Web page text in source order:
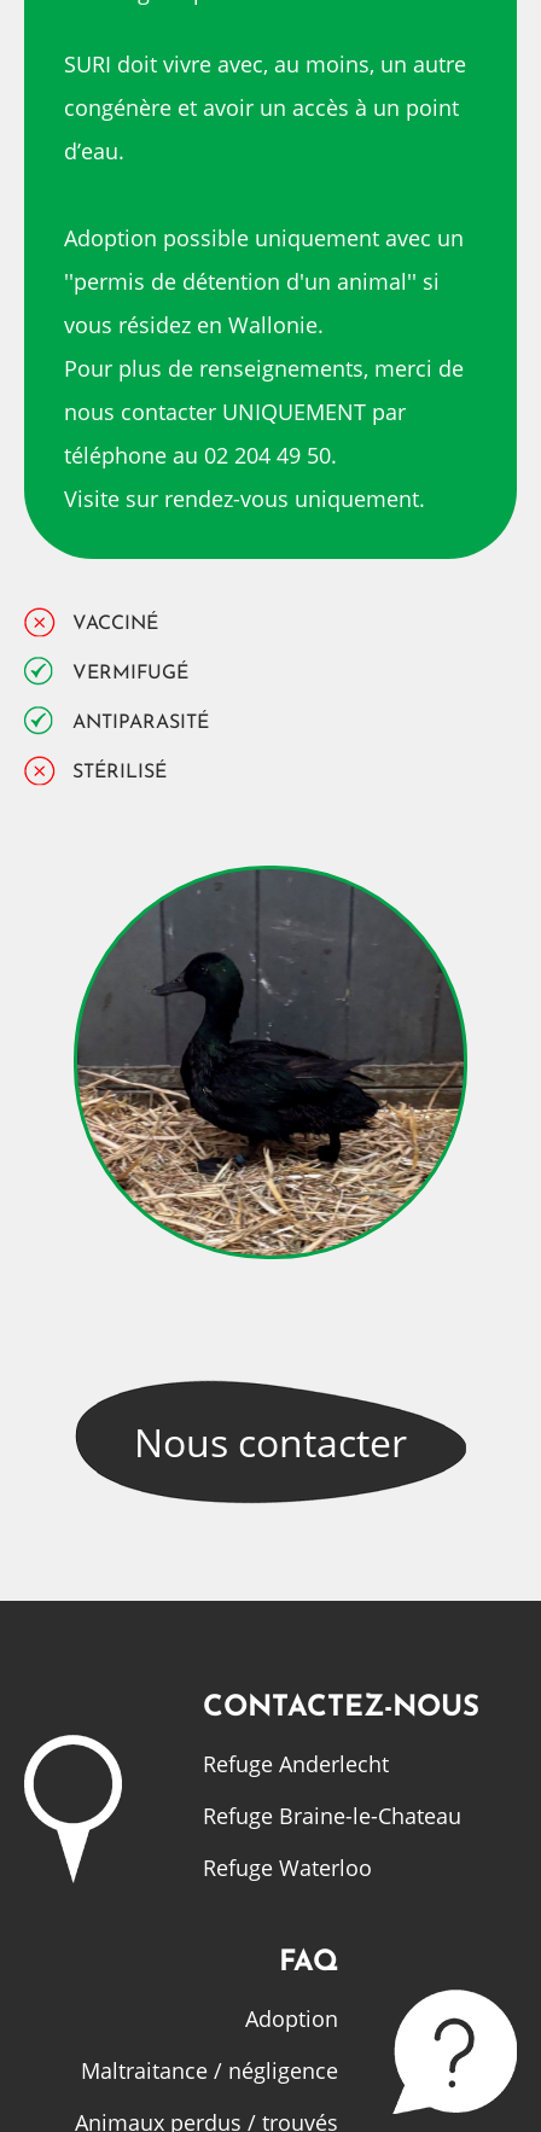
SURI doit vivre avec, au moins, un autre
congénère et avoir un accès à un point
d’eau.
Adoption possible uniquement avec un
''permis de détention d'un animal'' si
vous résidez en Wallonie.
Pour plus de renseignements, merci de
nous contacter UNIQUEMENT par
téléphone au 02 204 49 50.
Visite sur rendez-vous uniquement.
VACCINÉ
VERMIFUGÉ
ANTIPARASITÉ
STÉRILISÉ
Nous contacter
CONTACTEZ-NOUS
Refuge Anderlecht
Refuge Braine-le-Chateau
Refuge Waterloo
FAQ
Adoption
Maltraitance / négligence
Animaux perdus / trouvés